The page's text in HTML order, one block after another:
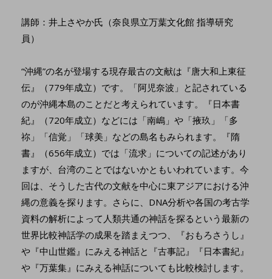
講師：井上さやか氏（奈良県立万葉文化館 指導研究
員）
“沖縄”の名が登場する現存最古の文献は『唐大和上東征
伝』（779年成立）です。「阿児奈波」と記されている
のが沖縄本島のことだと考えられています。『日本書
紀』（720年成立）などには「南嶋」や「掖玖」「多
祢」「信覚」「球美」などの島名もみられます。『隋
書』（656年成立）では「流求」についての記述があり
ますが、台湾のことではないかともいわれています。今
回は、そうした古代の文献を中心に東アジアにおける沖
縄の意義を探ります。さらに、DNA分析や各国の考古学
資料の解析によって人類共通の神話を探るという最新の
世界比較神話学の成果を踏まえつつ、『おもろさうし』
や『中山世鑑』にみえる神話と『古事記』『日本書紀』
や『万葉集』にみえる神話についても比較検討します。